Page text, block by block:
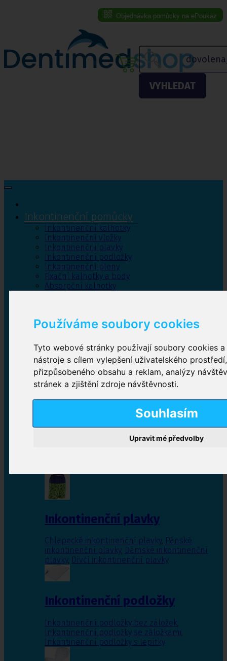
Používáme soubory cookies
Tyto webové stránky používají soubory cookies
nástroje s cílem vylepšení uživatelského
přizpůsobeného obsahu a reklam, analýzy
stránek a zjištění zdroje návštěvnosti.
Souhlasím
Upravit mé předvolby
Objednávka pomůcky na ePoukaz
VYHLEDAT
Inkontinenční pomůcky
Inkontinenční kalhotky
Inkontinenční vložky
Inkontinenční plavky
Inkontinenční podložky
Inkontinenční pleny
Fixační kalhotky a body
Absorpční kalhotky
Inkontinenční kalhotky
Plenkové kalhotky navlékací,Plenkové kalhotky
zalepovací,Inkontinenční kalhotky dámské
Inkontinenční vložky
Inkontinenční plavky
Chlapecké inkontinenční plavky, Pánské
inkontinenční plavky, Dámské inkontinenční
plavky, Dívčí inkontinenční plavky
Inkontinenční podložky
Inkontinenční podložky bez záložek,
Inkontinenční podložky se záložkami,
Inkontinenční podložky s lepítky